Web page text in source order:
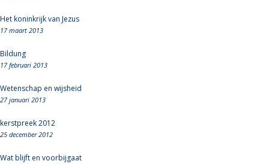
Het koninkrijk van Jezus
17 maart 2013
Bildung
17 februari 2013
Wetenschap en wijsheid
27 januari 2013
kerstpreek 2012
25 december 2012
Wat blijft en voorbijgaat